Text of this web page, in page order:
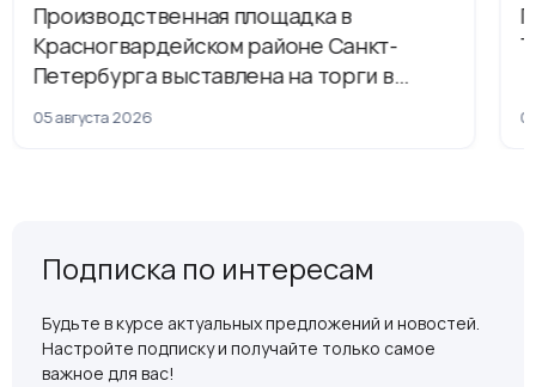
Производственная площадка в
Красногвардейском районе Санкт-
Петербурга выставлена на торги в
рамках приватизации
05 августа 2026
Подписка по интересам
Будьте в курсе актуальных предложений и новостей.
Настройте подписку и получайте только самое
важное для вас!